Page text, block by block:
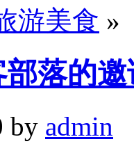
游美食 »
部落的
by admin